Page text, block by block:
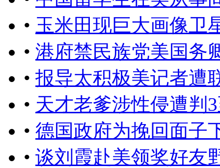
• 玉米田现巨大画像卫
• 港府禁民族党美国务
• 报导太积极美记者遭
• 天才老爹涉性侵遭判
• 德国政府为挽回面子
• 谈刘霞赴美领奖好友